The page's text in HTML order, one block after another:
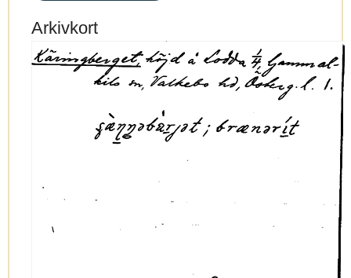
Arkivkort